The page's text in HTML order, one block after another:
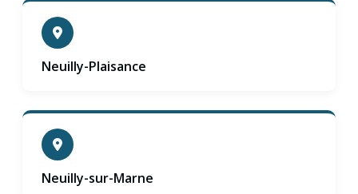
Neuilly-Plaisance
Neuilly-sur-Marne